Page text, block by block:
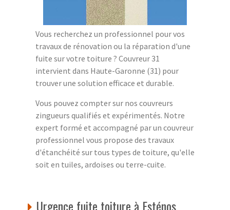
Vous recherchez un professionnel pour vos
travaux de rénovation ou la réparation d'une
fuite sur votre toiture ? Couvreur 31
intervient dans Haute-Garonne (31) pour
trouver une solution efficace et durable.
Vous pouvez compter sur nos couvreurs
zingueurs qualifiés et expérimentés. Notre
expert formé et accompagné par un couvreur
professionnel vous propose des travaux
d'étanchéité sur tous types de toiture, qu'elle
soit en tuiles, ardoises ou terre-cuite.
Urgence fuite toiture à Esténos